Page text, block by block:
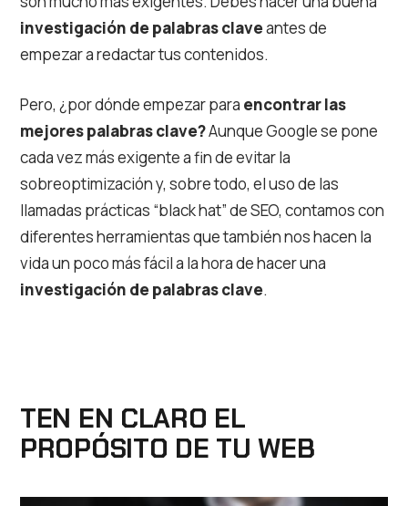
investigación de palabras claveantes de
empezar a redactar tus contenidos.
Pero, ¿por dónde empezar para encontrar las
mejores palabras clave?Aunque Google se pone
cada vez más exigente a fin de evitar la
sobreoptimización y, sobre todo, el uso de las
llamadas prácticas “black hat” de SEO, contamos con
diferentes herramientas que también nos hacen la
vida un poco más fácil a la hora de hacer una
investigación de palabras clave.
TEN EN CLARO EL
PROPÓSITO DE TU WEB